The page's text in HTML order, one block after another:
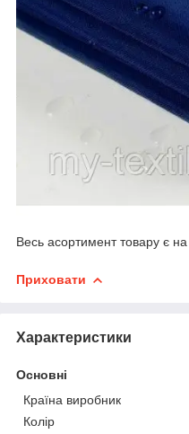
Весь асортимент товару є на
Приховати
Характеристики
Основні
Країна виробник
Колір